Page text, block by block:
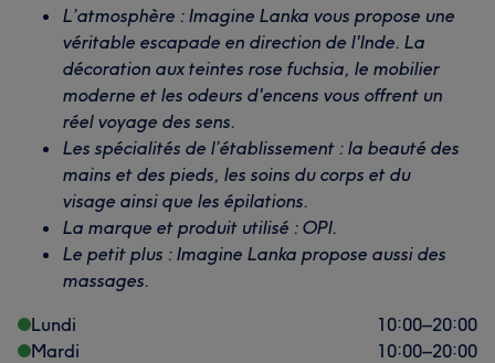
L’atmosphère : Imagine Lanka vous propose une
véritable escapade en direction de l'Inde. La
décoration aux teintes rose fuchsia, le mobilier
moderne et les odeurs d'encens vous offrent un
réel voyage des sens.
Les spécialités de l’établissement : la beauté des
mains et des pieds, les soins du corps et du
visage ainsi que les épilations.
La marque et produit utilisé : OPI.
Le petit plus : Imagine Lanka propose aussi des
massages.
Lundi
10:00–20:00
Mardi
10:00–20:00